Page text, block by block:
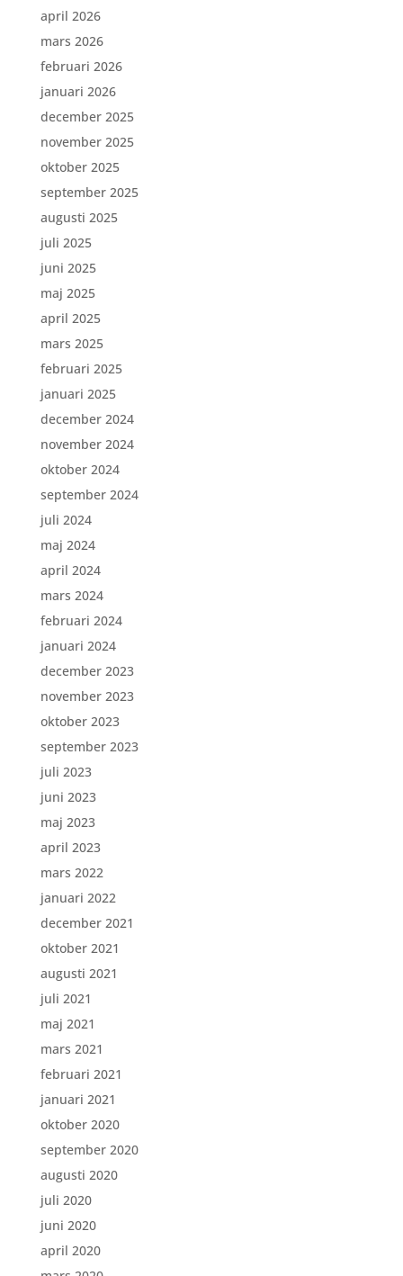
april 2026
mars 2026
februari 2026
januari 2026
december 2025
november 2025
oktober 2025
september 2025
augusti 2025
juli 2025
juni 2025
maj 2025
april 2025
mars 2025
februari 2025
januari 2025
december 2024
november 2024
oktober 2024
september 2024
juli 2024
maj 2024
april 2024
mars 2024
februari 2024
januari 2024
december 2023
november 2023
oktober 2023
september 2023
juli 2023
juni 2023
maj 2023
april 2023
mars 2022
januari 2022
december 2021
oktober 2021
augusti 2021
juli 2021
maj 2021
mars 2021
februari 2021
januari 2021
oktober 2020
september 2020
augusti 2020
juli 2020
juni 2020
april 2020